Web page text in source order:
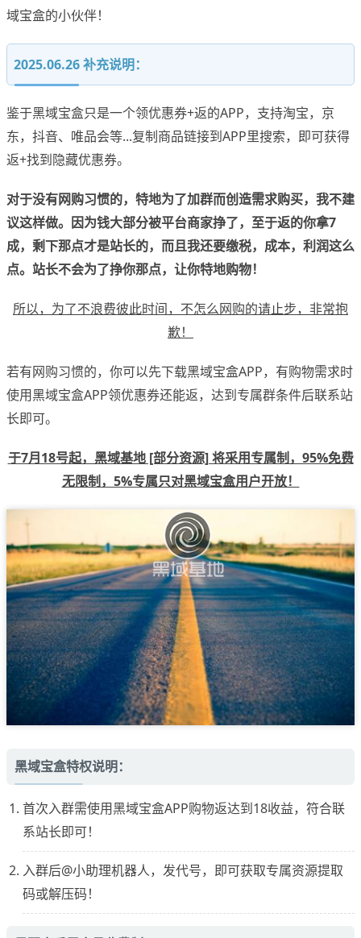
域宝盒的小伙伴！
2025.06.26 补充说明：
鉴于黑域宝盒只是一个领优惠券+返的APP，支持淘宝，京
东，抖音、唯品会等...复制商品链接到APP里搜索，即可获得
返+找到隐藏优惠券。
对于没有网购习惯的，特地为了加群而创造需求购买，我不建
议这样做。因为钱大部分被平台商家挣了，至于返的你拿7
成，剩下那点才是站长的，而且我还要缴税，成本，利润这么
点。站长不会为了挣你那点，让你特地购物！
所以，为了不浪费彼此时间，不怎么网购的请止步，非常抱
歉！
若有网购习惯的，你可以先下载黑域宝盒APP，有购物需求时
使用黑域宝盒APP领优惠券还能返，达到专属群条件后联系站
长即可。
于7月18号起，黑域基地 [部分资源] 将采用专属制，95%免费
无限制，5%专属只对黑域宝盒用户开放！
黑域宝盒特权说明：
首次入群需使用黑域宝盒APP购物返达到18收益，符合联
系站长即可！
入群后@小助理机器人，发代号，即可获取专属资源提取
码或解压码！